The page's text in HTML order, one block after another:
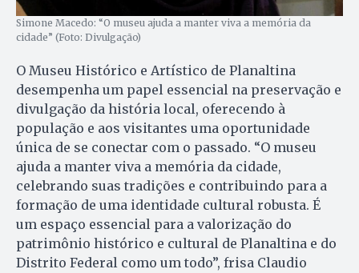
Simone Macedo: “O museu ajuda a manter viva a memória da
cidade” (Foto: Divulgação)
O Museu Histórico e Artístico de Planaltina
desempenha um papel essencial na preservação e
divulgação da história local, oferecendo à
população e aos visitantes uma oportunidade
única de se conectar com o passado. “O museu
ajuda a manter viva a memória da cidade,
celebrando suas tradições e contribuindo para a
formação de uma identidade cultural robusta. É
um espaço essencial para a valorização do
patrimônio histórico e cultural de Planaltina e do
Distrito Federal como um todo”, frisa Claudio